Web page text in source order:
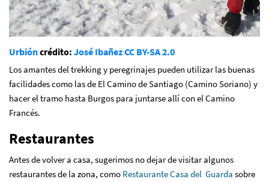
Urbióncrédito: José IbañezCC BY-SA 2.0
Los amantes del trekking y peregrinajes pueden utilizar las buenas
facilidades como las de El Camino de Santiago (Camino Soriano) y
hacer el tramo hasta Burgos para juntarse allí con el Camino
Francés.
Restaurantes
Antes de volver a casa, sugerimos no dejar de visitar algunos
restaurantes de la zona, como Restaurante Casa del Guarda sobre